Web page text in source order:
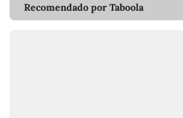
Recomendado por Taboola